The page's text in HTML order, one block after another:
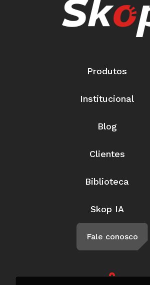
Produtos
Institucional
Blog
Clientes
Biblioteca
Skop IA
Fale conosco